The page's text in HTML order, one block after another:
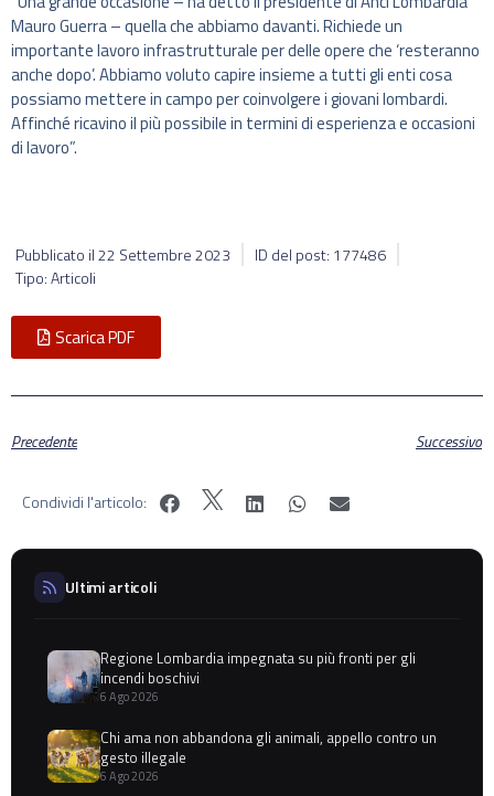
Mauro Guerra – quella che abbiamo davanti. Richiede un
importante lavoro infrastrutturale per delle opere che ‘resteranno
anche dopo’. Abbiamo voluto capire insieme a tutti gli enti cosa
possiamo mettere in campo per coinvolgere i giovani lombardi.
Affinché ricavino il più possibile in termini di esperienza e occasioni
di lavoro”.
Pubblicato il22 Settembre 2023
ID del post: 177486
Tipo: Articoli
Scarica PDF
Precedente Successivo
Condividi l'articolo:
Ultimi articoli
Regione Lombardia impegnata su più fronti per gli
incendi boschivi
6 Ago 2026
Chi ama non abbandona gli animali, appello contro un
gesto illegale
6 Ago 2026